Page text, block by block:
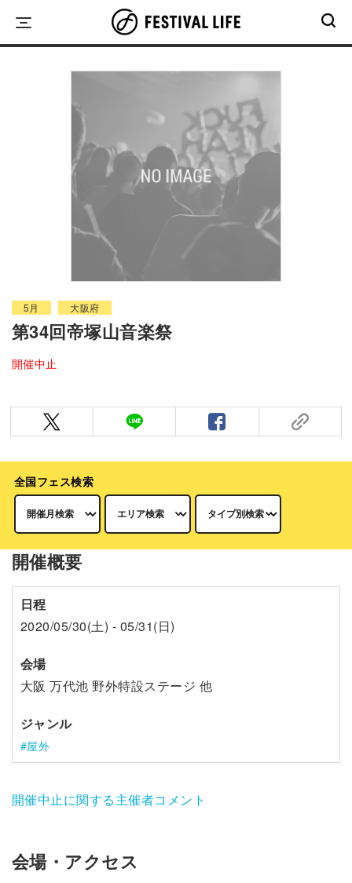
content
5月 大阪府
第34回帝塚山音楽祭
開催中止
全国フェス検索
開催概要
日程
2020/05/30(土) - 05/31(日)
会場
大阪 万代池 野外特設ステージ 他
ジャンル
屋外
開催中止に関する主催者コメント
会場・アクセス